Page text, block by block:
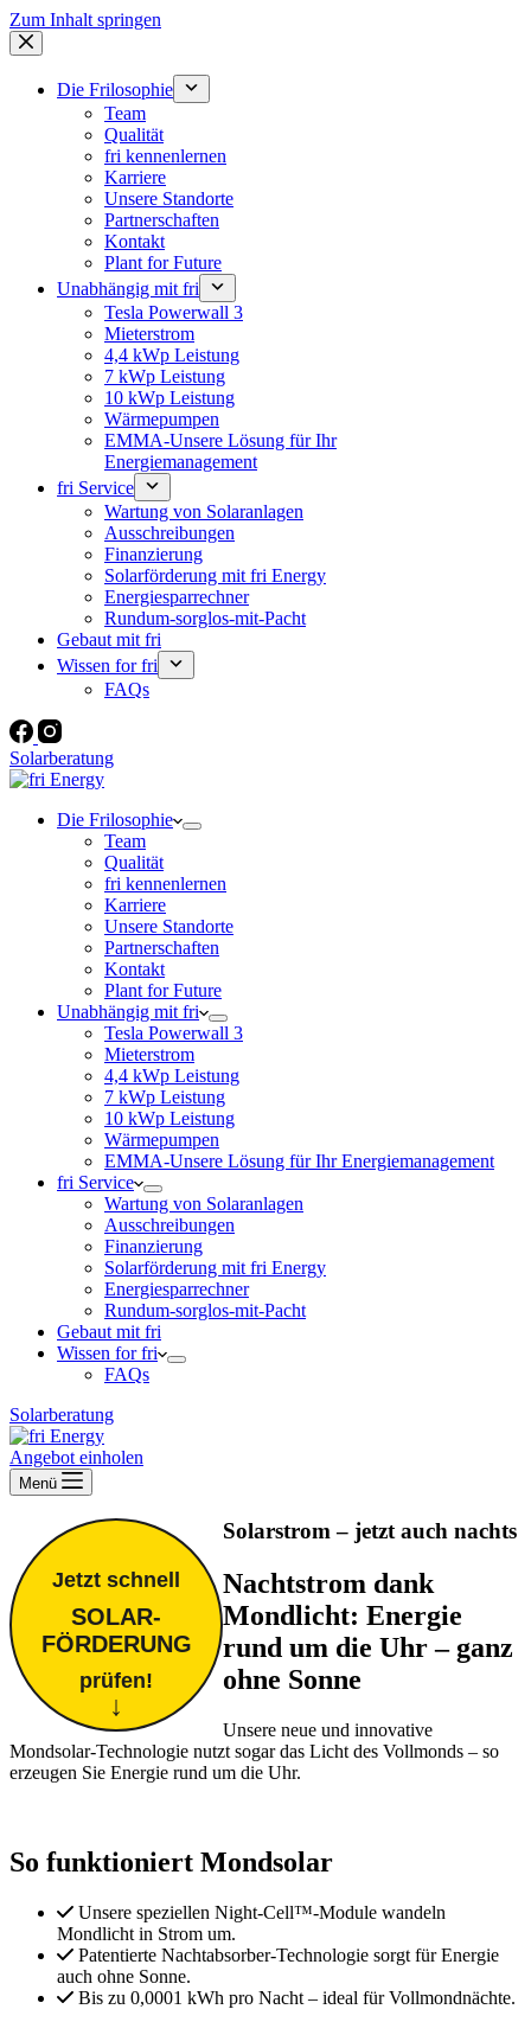
Zum Inhalt springen
Die Frilosophie
Team
Qualität
fri kennenlernen
Karriere
Unsere Standorte
Partnerschaften
Kontakt
Plant for Future
Unabhängig mit fri
Tesla Powerwall 3
Mieterstrom
4,4 kWp Leistung
7 kWp Leistung
10 kWp Leistung
Wärmepumpen
EMMA-Unsere Lösung für Ihr
Energiemanagement
fri Service
Wartung von Solaranlagen
Ausschreibungen
Finanzierung
Solarförderung mit fri Energy
Energiesparrechner
Rundum-sorglos-mit-Pacht
Gebaut mit fri
Wissen for fri
FAQs
Solarberatung
Die Frilosophie
Team
Qualität
fri kennenlernen
Karriere
Unsere Standorte
Partnerschaften
Kontakt
Plant for Future
Unabhängig mit fri
Tesla Powerwall 3
Mieterstrom
4,4 kWp Leistung
7 kWp Leistung
10 kWp Leistung
Wärmepumpen
EMMA-Unsere Lösung für Ihr Energiemanagement
fri Service
Wartung von Solaranlagen
Ausschreibungen
Finanzierung
Solarförderung mit fri Energy
Energiesparrechner
Rundum-sorglos-mit-Pacht
Gebaut mit fri
Wissen for fri
FAQs
Solarberatung
Angebot einholen
Menü
Jetzt schnell
SOLAR-
FÖRDERUNG
prüfen!
↓
Solarstrom – jetzt auch nachts
Nachtstrom dank
Mondlicht: Energie
rund um die Uhr – ganz
ohne Sonne
Unsere neue und innovative
Mondsolar-Technologie nutzt sogar das Licht des Vollmonds – so
erzeugen Sie Energie rund um die Uhr.
So funktioniert Mondsolar
Unsere speziellen Night-Cell™-Module wandeln
Mondlicht in Strom um.
Patentierte Nachtabsorber-Technologie sorgt für Energie
auch ohne Sonne.
Bis zu 0,0001 kWh pro Nacht – ideal für Vollmondnächte.